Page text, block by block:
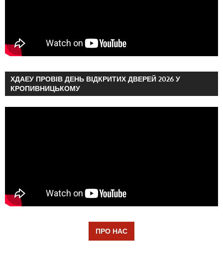
ХДАЕУ ПРОВІВ ДЕНЬ ВІДКРИТИХ ДВЕРЕЙ 2026 У
КРОПИВНИЦЬКОМУ
ПРО НАС